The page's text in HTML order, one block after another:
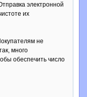
электронной
их
не
много
обеспечить число